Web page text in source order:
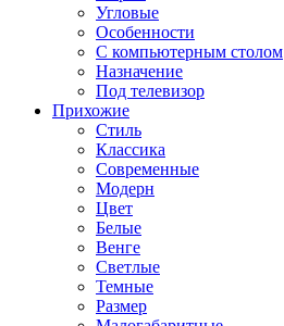
Угловые
Особенности
С компьютерным столом
Назначение
Под телевизор
Прихожие
Стиль
Классика
Современные
Модерн
Цвет
Белые
Венге
Светлые
Темные
Размер